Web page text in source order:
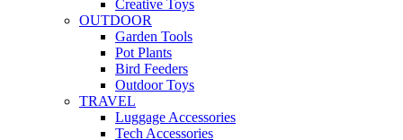
Creative Toys
OUTDOOR
Garden Tools
Pot Plants
Bird Feeders
Outdoor Toys
TRAVEL
Luggage Accessories
Tech Accessories